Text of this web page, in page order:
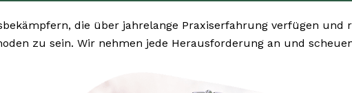
die über jahrelange Praxiserfahrung verfügen
zu sein. Wir nehmen jede Herausforderung an und